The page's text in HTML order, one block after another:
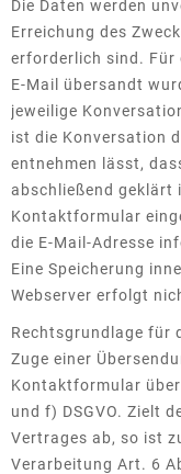
Die Daten werden
Erreichung des
erforderlich sind. Für
E-Mail übersandt
jeweilige
ist die Konversation
entnehmen lässt,
abschließend geklärt
Kontaktformular
die E-Mail-Adresse
Eine Speicherung
Webserver erfolgt
Rechtsgrundlage für
Zuge einer
Kontaktformular
und f) DSGVO. Zielt
Vertrages ab, so ist
Verarbeitung Art. 6